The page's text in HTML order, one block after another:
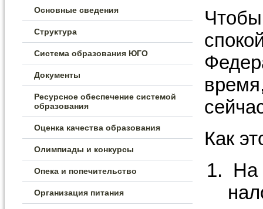
Основные сведения
Структура
Система образования ЮГО
Документы
Ресурсное обеспечение системой
образования
Оценка качества образования
Олимпиады и конкурсы
Опека и попечительство
Организация питания
Как
На